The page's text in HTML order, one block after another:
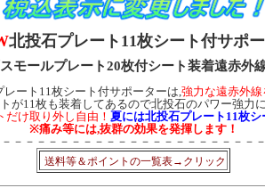
北投石プレート11枚シート付サポ
モールプレート20枚付シート装着遠赤外
レート11枚シート付サポーターは,強力な遠赤外線
が11枚も装着してあるので北投石のパワー強力に
け取り外し自由！ 夏には北投石プレート11枚シ
※痛み等には,抜群の効果を発揮します！
－－－－－－－－－－－－－－－－－－－－－
送料等＆ポイントの一覧表→クリック